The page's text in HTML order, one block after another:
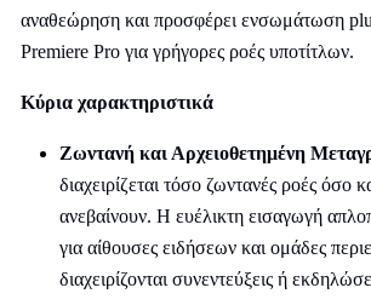
αναθεώρηση και προσφέρει ενσωμάτωση
Premiere Pro για γρήγορες ροές υποτίτλων.
Κύρια χαρακτηριστικά
Ζωντανή και Αρχειοθετημένη
διαχειρίζεται τόσο ζωντανές ροές όσο
ανεβαίνουν. Η ευέλικτη εισαγωγή
για αίθουσες ειδήσεων και ομάδες
διαχειρίζονται συνεντεύξεις ή